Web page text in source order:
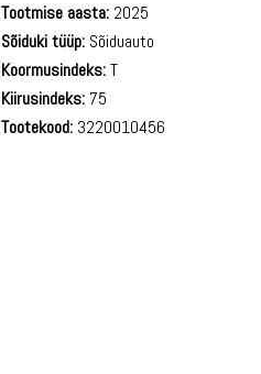
Tootmise aasta: 2025
Sõiduki tüüp: Sõiduauto
Koormusindeks:T
Kiirusindeks: 75
Tootekood: 3220010456